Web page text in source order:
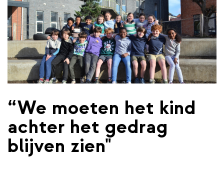
“We moeten het kind
achter het gedrag
blijven zien"